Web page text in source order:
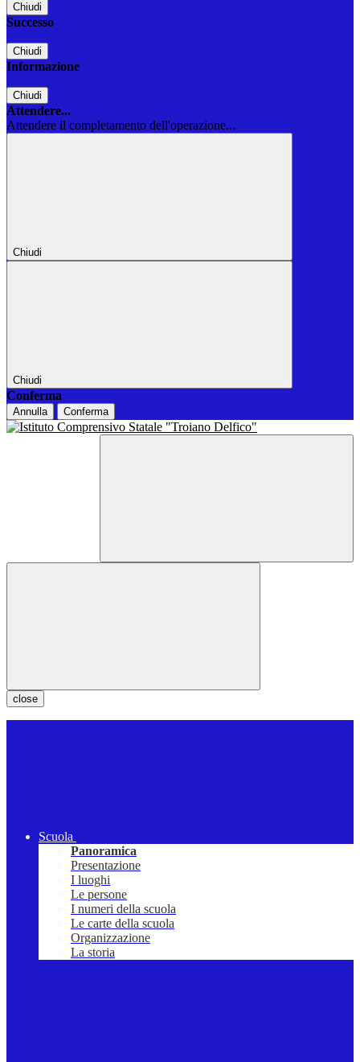
Chiudi
Successo
Chiudi
Informazione
Chiudi
Attendere...
Attendere il completamento dell'operazione...
Chiudi
Chiudi
Conferma
Annulla Conferma
close
Scuola
Panoramica
Presentazione
I luoghi
Le persone
I numeri della scuola
Le carte della scuola
Organizzazione
La storia